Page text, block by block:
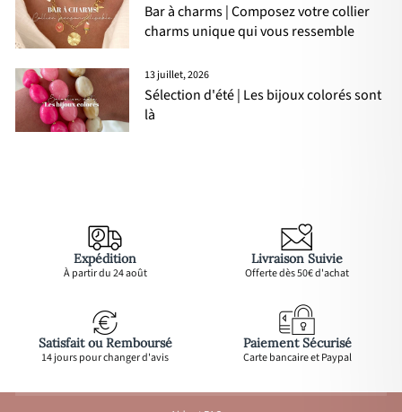
Bar à charms | Composez votre collier
charms unique qui vous ressemble
13 juillet, 2026
Sélection d'été | Les bijoux colorés sont
là
Expédition
À partir du 24 août
Livraison Suivie
Offerte dès 50€ d'achat
Satisfait ou Remboursé
14 jours pour changer d'avis
Paiement Sécurisé
Carte bancaire et Paypal